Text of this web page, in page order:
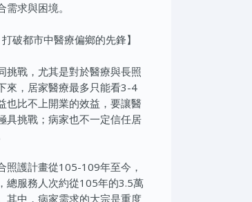
求與困境。
破都市中醫療偏鄉的先鋒】
挑戰，尤其是對於醫療與長照
來，居家醫療最多只能看3-4
也比不上開業的效益，要讓醫
具挑戰；病家也不一定信任居
照護計畫從105-109年至今，
總服務人次約從105年的3.5萬
其中，病家需求的大宗是重度